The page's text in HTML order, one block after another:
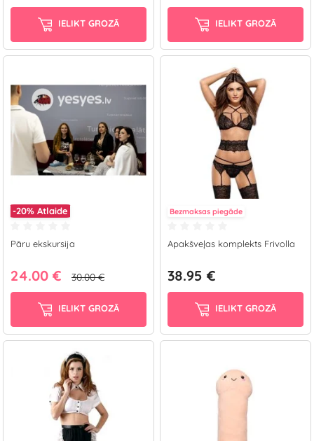
IELIKT GROZĀ IELIKT GROZĀ
-20% Atlaide
Pāru ekskursija
24.00 € 30.00 €
IELIKT GROZĀ
Bezmaksas piegāde
Apakšveļas komplekts Frivolla
38.95 €
IELIKT GROZĀ